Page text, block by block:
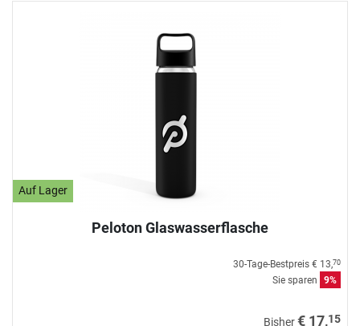
Auf Lager
Peloton Glaswasserflasche
30-Tage-Bestpreis € 13,70
Sie sparen 9%
Bisher€ 17,15